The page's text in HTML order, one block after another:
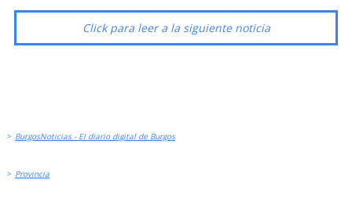
Click para leer a la siguiente noticia
> BurgosNoticias - El diario digital de Burgos
> Provincia